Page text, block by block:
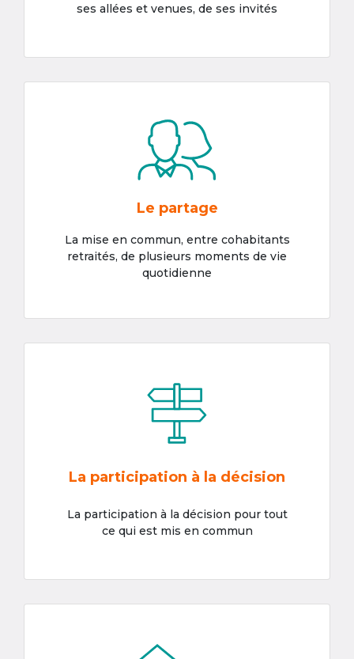
ses allées et venues, de ses invités
Le partage
La mise en commun, entre cohabitants
retraités, de plusieurs moments de vie
quotidienne
La participation à la décision
La participation à la décision pour tout
ce qui est mis en commun